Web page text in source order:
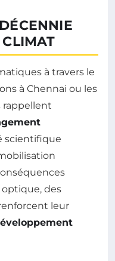
CLIMAT
à travers le
à Chennai ou les
rappellent
scientifique
des
leur